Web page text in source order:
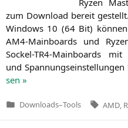
zum Down­load bereit
Win­dows 10 (64 Bit) kön­nen
AM4-Main­boards und
Sockel-TR4-Main­boards
und
sen »
Veröffentlicht
Downloads–Tools Tags:
AMD